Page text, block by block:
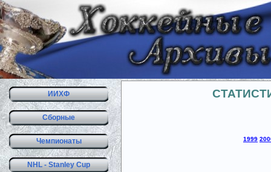
ИИХФ
Сборные
Чемпионаты
NHL - Stanley Cup
1999